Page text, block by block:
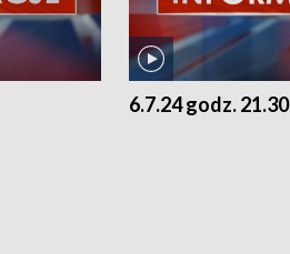
6.7.24 godz. 21.30